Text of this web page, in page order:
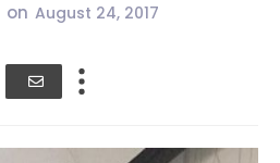
on August 24, 2017